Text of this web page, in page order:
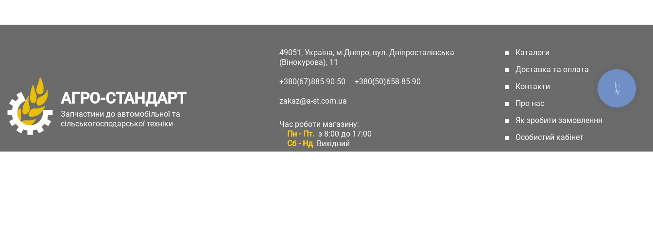
АГРО-СТАНДАРТ
Запчастини до автомобільної та
сільськогосподарської техніки
49051, Україна, м.Дніпро, вул. Дніпросталівська
(Вінокурова), 11
+380(67)885-90-50 +380(50)658-85-90
zakaz@a-st.com.ua
Час роботи магазину:
Пн - Пт. з 8:00 до 17:00
Сб - Нд Вихідний
Каталоги
Доставка та оплата
Контакти
Про нас
Як зробити замовлення
Особистий кабінет
КНОПКА
ЗВ'ЯЗКУ